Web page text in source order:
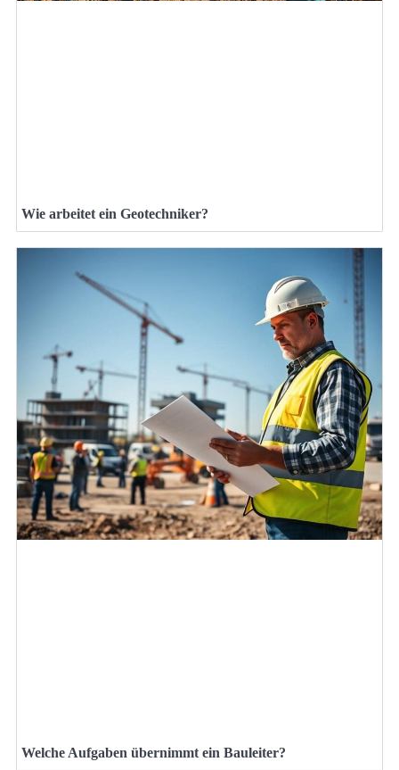
Wie arbeitet ein Geotechniker?
Welche Aufgaben übernimmt ein Bauleiter?